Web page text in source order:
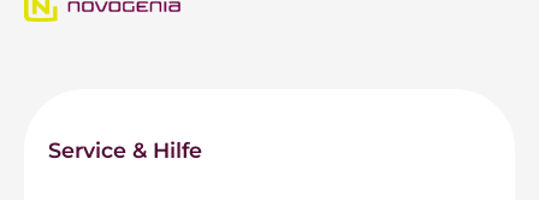
Service & Hilfe